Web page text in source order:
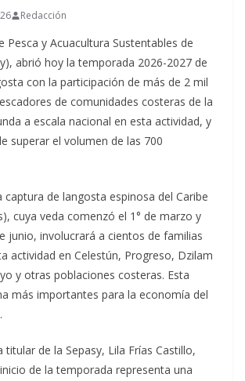
Redacción
Pesca y Acuacultura Sustentables de
abrió hoy la temporada 2026-2027 de
con la participación de más de 2 mil
de comunidades costeras de la
a escala nacional en esta actividad, y
superar el volumen de las 700
de langosta espinosa del Caribe
cuya veda comenzó el 1° de marzo y
junio, involucrará a cientos de familias
actividad en Celestún, Progreso, Dzilam
y otras poblaciones costeras. Esta
más importantes para la economía del
titular de la Sepasy, Lila Frías Castillo,
de la temporada representa una